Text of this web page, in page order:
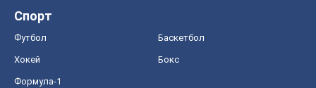
Спорт
Футбол Баскетбол
Хокей Бокс
Формула-1